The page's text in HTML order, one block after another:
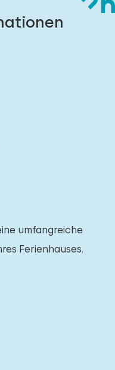
umfangreiche
Ferienhauses.